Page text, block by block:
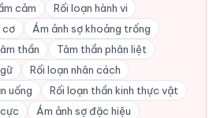
cảm
Rối loạn hành vi
cơ
Ám ảnh sợ khoảng trống
thần
Tâm thần phân liệt
Rối loạn nhân cách
uống
Rối loạn thần kinh thực vật
Ám ảnh sợ đặc hiệu